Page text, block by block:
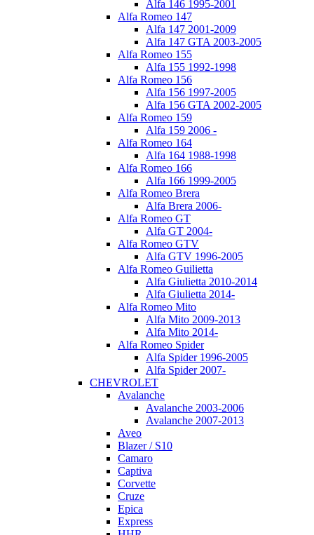
Alfa 146 1995-2001
Alfa Romeo 147
Alfa 147 2001-2009
Alfa 147 GTA 2003-2005
Alfa Romeo 155
Alfa 155 1992-1998
Alfa Romeo 156
Alfa 156 1997-2005
Alfa 156 GTA 2002-2005
Alfa Romeo 159
Alfa 159 2006 -
Alfa Romeo 164
Alfa 164 1988-1998
Alfa Romeo 166
Alfa 166 1999-2005
Alfa Romeo Brera
Alfa Brera 2006-
Alfa Romeo GT
Alfa GT 2004-
Alfa Romeo GTV
Alfa GTV 1996-2005
Alfa Romeo Guilietta
Alfa Giulietta 2010-2014
Alfa Giulietta 2014-
Alfa Romeo Mito
Alfa Mito 2009-2013
Alfa Mito 2014-
Alfa Romeo Spider
Alfa Spider 1996-2005
Alfa Spider 2007-
CHEVROLET
Avalanche
Avalanche 2003-2006
Avalanche 2007-2013
Aveo
Blazer / S10
Camaro
Captiva
Corvette
Cruze
Epica
Express